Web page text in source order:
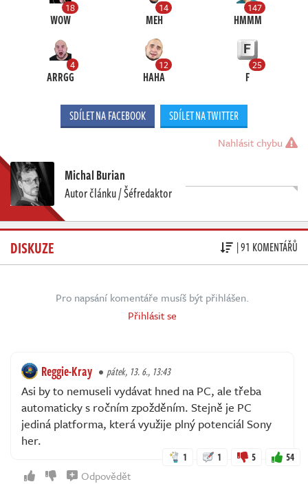
18
WOW
14
MEH
147
HMMM
4
ARRGG
12
HAHA
25
F
SDÍLET NA FACEBOOK SDÍLET NA TWITTER
Nahlásit chybu
Michal Burian
Autor článku / Šéfredaktor
DISKUZE | 91 KOMENTÁŘŮ
Pro napsání komentáře musíš být přihlášen.
Přihlásit se
Reggie-Kray pátek, 13. 6., 13:43
Asi by to nemuseli vydávat hned na PC, ale třeba
automaticky s ročním zpožděním. Stejně je PC
jediná platforma, která využije plný potenciál Sony
her.
1 1 5 54
Odpovědět